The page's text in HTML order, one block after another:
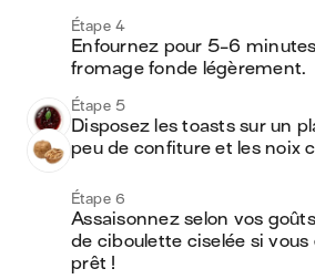
Étape 4
Enfournez pour 5-6
fromage fonde légèrement.
Étape 5
Disposez les toasts sur un
peu de confiture et les noix
Étape 6
Assaisonnez selon vos
de ciboulette ciselée si vous
prêt !